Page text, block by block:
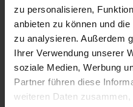
zu personalisieren,
anbieten zu können und
zu analysieren. Außerdem
Ihrer Verwendung unserer
soziale Medien, Werbung
Partner führen diese
weiteren Daten
Référence: 03040-02-12
4,29 CHF
hors frais d’envoi